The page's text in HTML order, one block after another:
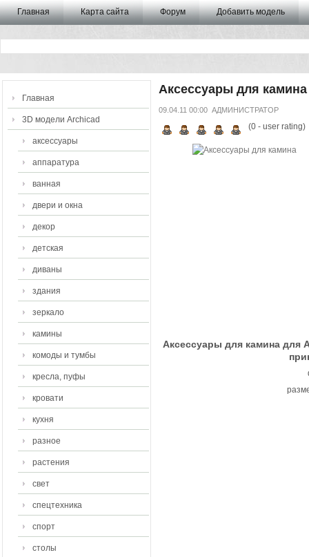
Главная Карта сайта Форум Добавить модель
Главная
3D модели Archicad
аксессуары
аппаратура
ванная
двери и окна
декор
детская
диваны
здания
зеркало
камины
комоды и тумбы
кресла, пуфы
кровати
кухня
разное
растения
свет
спецтехника
спорт
столы
Аксессуары для камина
09.04.11 00:00 АДМИНИСТРАТОР
(0- user rating)
Аксессуары для камина для